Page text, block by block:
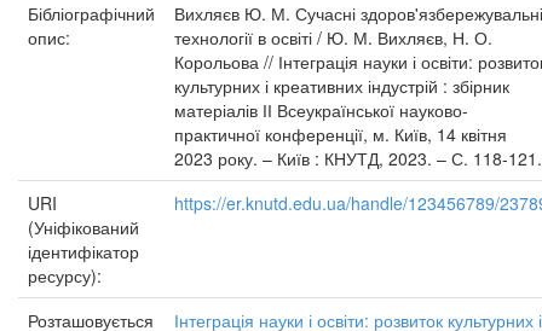
Бібліографічний
опис:
Вихляєв Ю. М. Сучасні здоров'язбережувальні
технології в освіті / Ю. М. Вихляєв, Н. О.
Корольова // Інтеграція науки і освіти:
культурних і креативних індустрій : збірник
матеріалів ІІ Всеукраїнської науково-
практичної конференції, м. Київ, 14 квітня
2023 року. – Київ : КНУТД, 2023. – С. 118-121.
URI
(Уніфікований
ідентифікатор
ресурсу):
https://er.knutd.edu.ua/handle/123456789/
Розташовується
Інтеграція науки і освіти: розвиток культурних і